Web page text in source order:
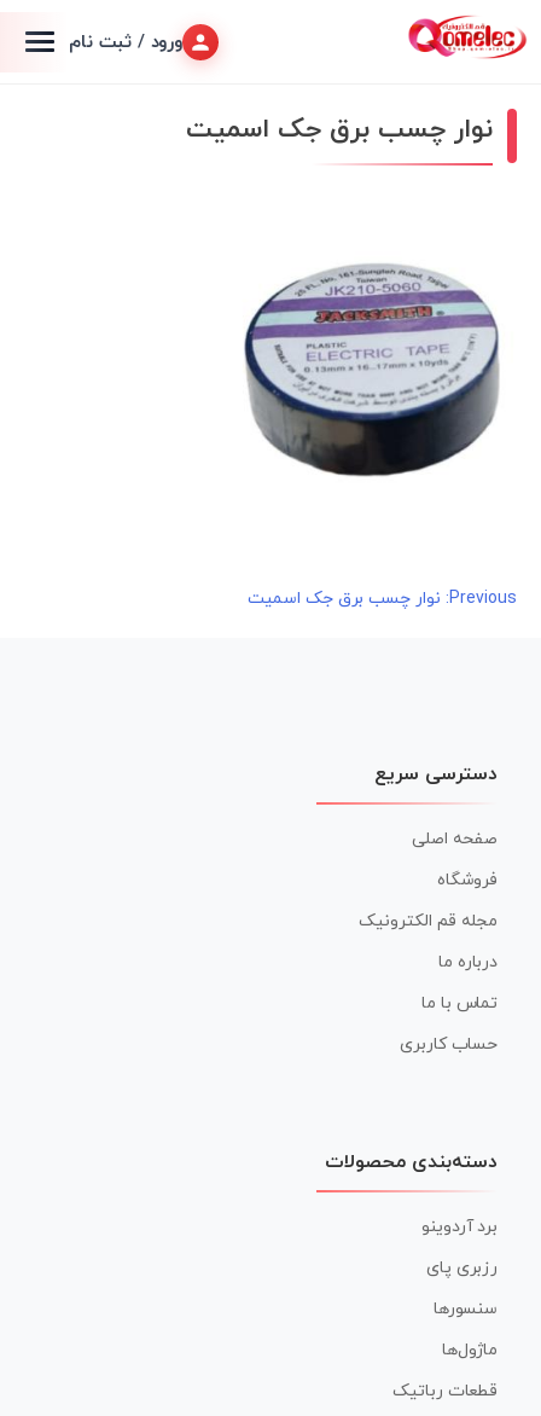
ورود / ثبت نام
نوار چسب برق جک اسمیت
راهبری
Previous: نوار چسب برق جک اسمیت
دسترسی سریع
صفحه اصلی
فروشگاه
مجله قم الکترونیک
درباره ما
تماس با ما
حساب کاربری
دسته‌بندی محصولات
برد آردوینو
رزبری پای
سنسورها
ماژول‌ها
قطعات رباتیک